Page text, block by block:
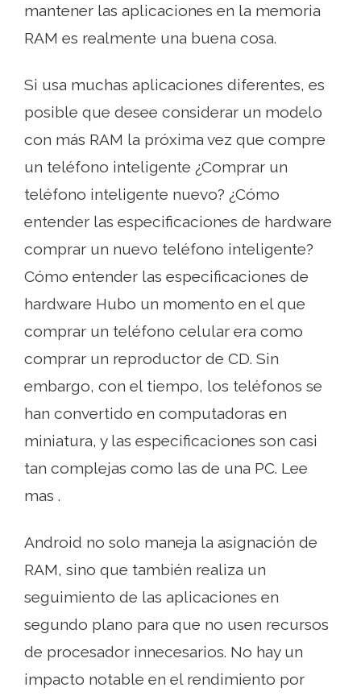
mantener las aplicaciones en la memoria
RAM es realmente una buena cosa.
Si usa muchas aplicaciones diferentes, es
posible que desee considerar un modelo
con más RAM la próxima vez que compre
un teléfono inteligente ¿Comprar un
teléfono inteligente nuevo? ¿Cómo
entender las especificaciones de hardware
comprar un nuevo teléfono inteligente?
Cómo entender las especificaciones de
hardware Hubo un momento en el que
comprar un teléfono celular era como
comprar un reproductor de CD. Sin
embargo, con el tiempo, los teléfonos se
han convertido en computadoras en
miniatura, y las especificaciones son casi
tan complejas como las de una PC. Lee
mas .
Android no solo maneja la asignación de
RAM, sino que también realiza un
seguimiento de las aplicaciones en
segundo plano para que no usen recursos
de procesador innecesarios. No hay un
impacto notable en el rendimiento por